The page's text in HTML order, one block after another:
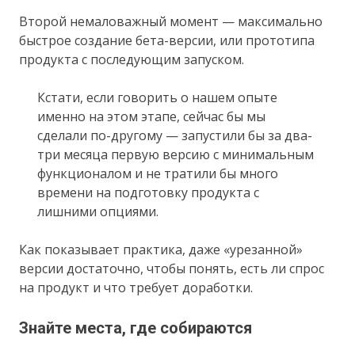
Второй немаловажный момент — максимально
быстрое создание бета-версии, или прототипа
продукта с последующим запуском.
Кстати, если говорить о нашем опыте
именно на этом этапе, сейчас бы мы
сделали по-другому — запустили бы за два-
три месяца первую версию с минимальным
функционалом и не тратили бы много
времени на подготовку продукта с
лишними опциями.
Как показывает практика, даже «урезанной»
версии достаточно, чтобы понять, есть ли спрос
на продукт и что требует доработки.
Знайте места, где собираются